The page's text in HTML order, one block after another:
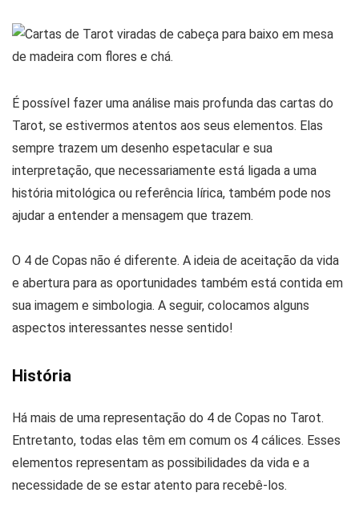
É possível fazer uma análise mais profunda das cartas do
Tarot, se estivermos atentos aos seus elementos. Elas
sempre trazem um desenho espetacular e sua
interpretação, que necessariamente está ligada a uma
história mitológica ou referência lírica, também pode nos
ajudar a entender a mensagem que trazem.
O 4 de Copas não é diferente. A ideia de aceitação da vida
e abertura para as oportunidades também está contida em
sua imagem e simbologia. A seguir, colocamos alguns
aspectos interessantes nesse sentido!
História
Há mais de uma representação do 4 de Copas no Tarot.
Entretanto, todas elas têm em comum os 4 cálices. Esses
elementos representam as possibilidades da vida e a
necessidade de se estar atento para recebê-los.